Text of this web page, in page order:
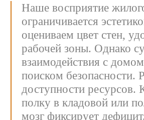
Наше восприятие
ограничивается
оцениваем цвет стен,
рабочей зоны. Однако
взаимодействия с
поиском безопасности.
доступности ресурсов.
полку в кладовой или
мозг фиксирует